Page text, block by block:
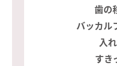
歯の
バッカル
入
すき